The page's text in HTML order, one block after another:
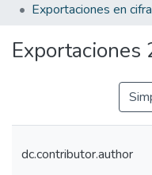
Statistics
Exportaciones en
Exportaciones
dc.contributor.author